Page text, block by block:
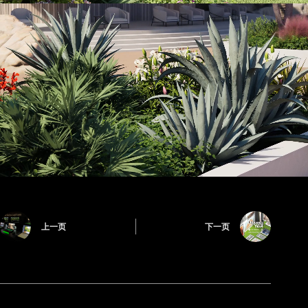
上一页 下一页